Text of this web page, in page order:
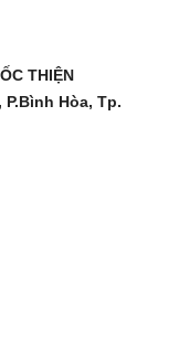
THIỆN
Hòa, Tp.